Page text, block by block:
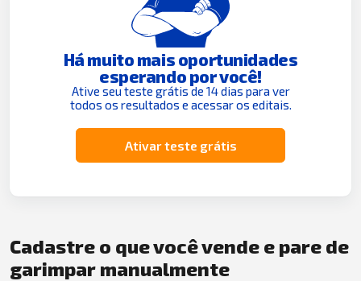
Há muito mais oportunidades
esperando por você!
Ative seu teste grátis de 14 dias para ver
todos os resultados e acessar os editais.
Ativar teste grátis
Cadastre o que você vende e pare de
garimpar manualmente